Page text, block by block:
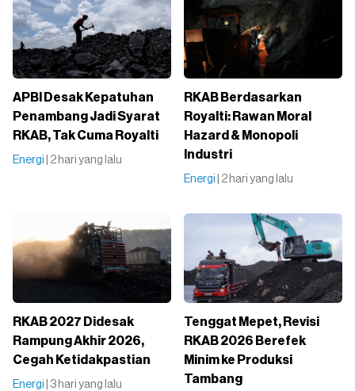
APBI Desak Kepatuhan
Penambang Jadi Syarat
RKAB, Tak Cuma Royalti
Energi | 2 hari yang lalu
RKAB Berdasarkan
Royalti: Rawan Moral
Hazard & Monopoli
Industri
Energi | 2 hari yang lalu
RKAB 2027 Didesak
Rampung Akhir 2026,
Cegah Ketidakpastian
Energi | 3 hari yang lalu
Tenggat Mepet, Revisi
RKAB 2026 Berefek
Minim ke Produksi
Tambang